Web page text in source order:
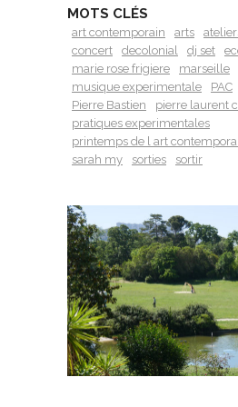
MOTS CLÉS
art contemporain arts
concert
decolonial dj set
marie rose frigiere
marseille
musique experimentale
PAC
Pierre Bastien
pierre laurent
pratiques experimentales
printemps de l art
sarah my
sorties sortir